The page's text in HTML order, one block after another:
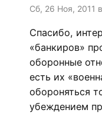
Сб, 26 Ноя, 2011
Спасибо,
«банкиров»
оборонные
есть их
обороняться
убеждением